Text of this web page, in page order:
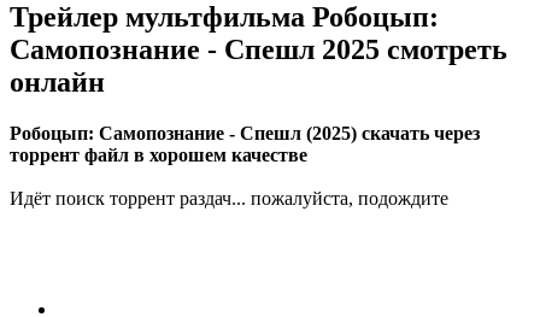
Трейлер мультфильма Робоцып:
Самопознание - Спешл 2025 смотреть
онлайн
Робоцып: Самопознание - Спешл (2025) скачать через
торрент файл в хорошем качестве
Идёт поиск торрент раздач... пожалуйста, подождите